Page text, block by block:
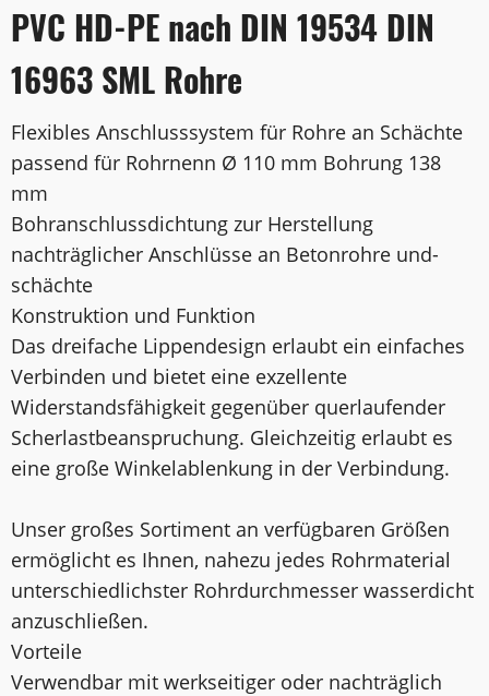
PVC HD-PE nach DIN 19534 DIN
16963 SML Rohre
Flexibles Anschlusssystem für Rohre an Schächte
passend für Rohrnenn Ø 110 mm Bohrung 138
mm
Bohranschlussdichtung zur Herstellung
nachträglicher Anschlüsse an Betonrohre und-
schächte
Konstruktion und Funktion
Das dreifache Lippendesign erlaubt ein einfaches
Verbinden und bietet eine exzellente
Widerstandsfähigkeit gegenüber querlaufender
Scherlastbeanspruchung. Gleichzeitig erlaubt es
eine große Winkelablenkung in der Verbindung.
Unser großes Sortiment an verfügbaren Größen
ermöglicht es Ihnen, nahezu jedes Rohrmaterial
unterschiedlichster Rohrdurchmesser wasserdicht
anzuschließen.
Vorteile
Verwendbar mit werkseitiger oder nachträglich